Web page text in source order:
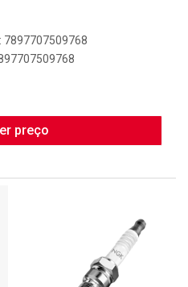
7897707509768
preço